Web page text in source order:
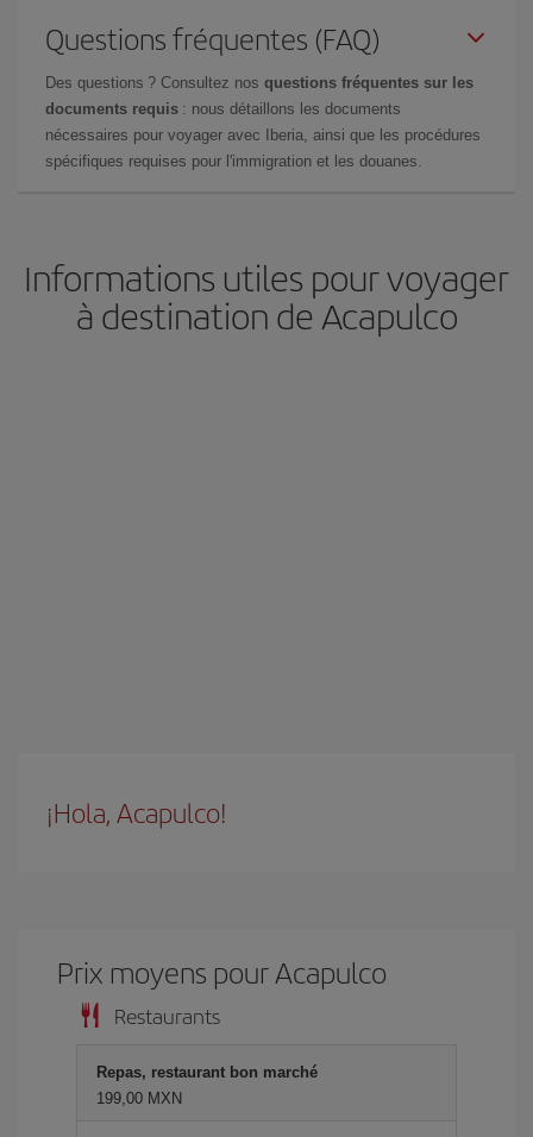
Questions fréquentes (FAQ)
Des questions ? Consultez nos questions fréquentes sur les
documents requis : nous détaillons les documents
nécessaires pour voyager avec Iberia, ainsi que les procédures
spécifiques requises pour l'immigration et les douanes.
Informations utiles pour voyager
à destination de Acapulco
¡Hola, Acapulco!
Prix ​​moyens pour Acapulco
Restaurants
Repas, restaurant bon marché
199,00 MXN